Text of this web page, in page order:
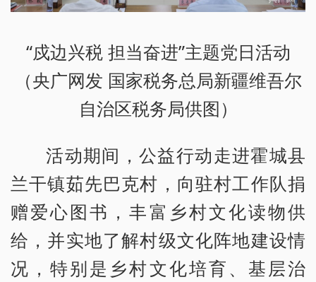
“戍边兴税 担当奋进”主题党日活动
（央广网发 国家税务总局新疆维吾尔
自治区税务局供图）
活动期间，公益行动走进霍城县
兰干镇茹先巴克村，向驻村工作队捐
赠爱心图书，丰富乡村文化读物供
给，并实地了解村级文化阵地建设情
况，特别是乡村文化培育、基层治